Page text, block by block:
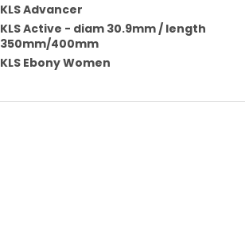
KLS Advancer
KLS Active - diam 30.9mm / length
350mm/400mm
KLS Ebony Women